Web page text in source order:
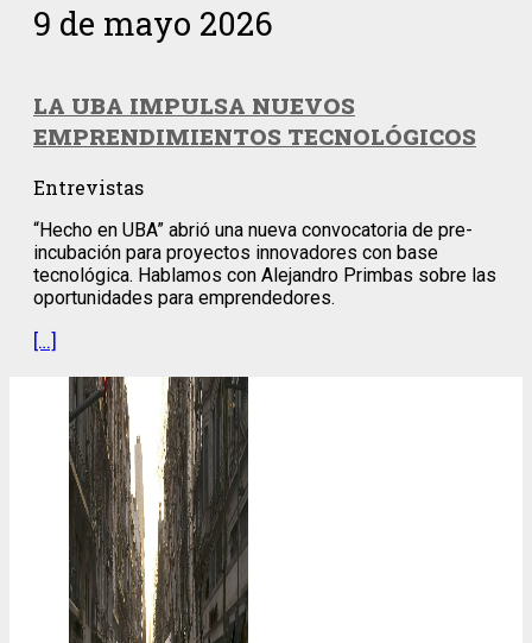
9 de mayo 2026
LA UBA IMPULSA NUEVOS
EMPRENDIMIENTOS TECNOLÓGICOS
Entrevistas
“Hecho en UBA” abrió una nueva convocatoria de pre-
incubación para proyectos innovadores con base
tecnológica. Hablamos con Alejandro Primbas sobre las
oportunidades para emprendedores.
[…]